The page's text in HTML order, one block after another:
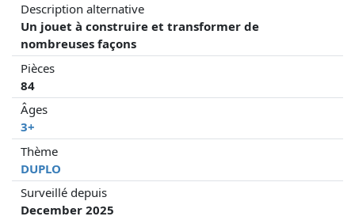
Description alternative
Un jouet à construire et transformer de
nombreuses façons
Pièces
84
Âges
3+
Thème
DUPLO
Surveillé depuis
December 2025